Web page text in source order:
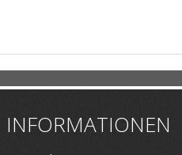
INFORMATIONEN